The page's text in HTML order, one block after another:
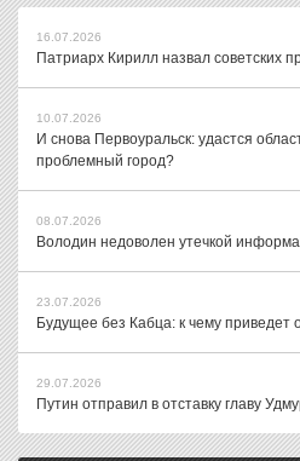
16.07.2026
Патриарх Кирилл назвал советских
10.07.2026
И снова Первоуральск: удастся
проблемный город?
08.07.2026
Володин недоволен утечкой
23.07.2026
Будущее без Кабца: к чему приведет
29.07.2026
Путин отправил в отставку главу